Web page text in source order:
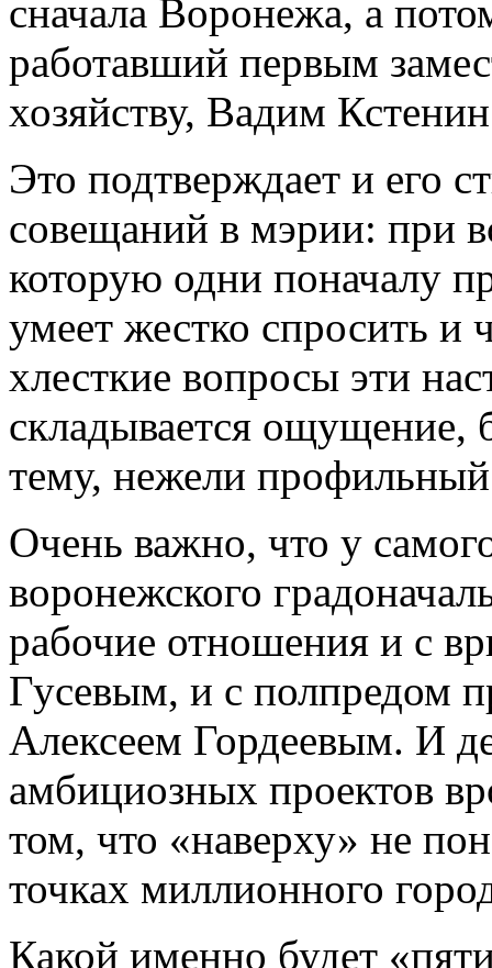
сначала Воронежа, а
работавший первым
хозяйству, Вадим
Это подтверждает и его
совещаний в мэрии: при
которую одни поначалу
умеет жестко спросить и
хлесткие вопросы эти
складывается ощущение,
тему, нежели
Очень важно, что у
воронежского
рабочие отношения и с
Гусевым, и с полпредом
Алексеем Гордеевым. И
амбициозных проектов
том, что «наверху» не
точках миллионного
Какой именно будет